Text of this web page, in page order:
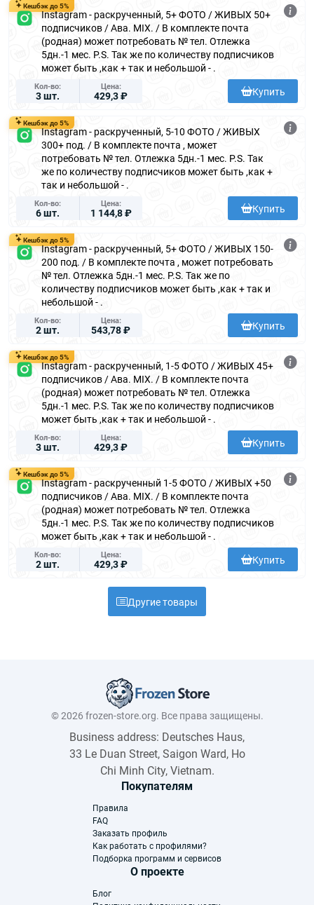
Кешбэк до 5%
Instagram - раскрученный, 5+ ФОТО / ЖИВЫХ 50+
подписчиков / Ава. MIX. / В комплекте почта
(родная) может потребовать № тел. Отлежка
5дн.-1 мес. P.S. Так же по количеству подписчиков
может быть ,как + так и небольшой - .
Кол-во
3 шт.
Цена
429,3 ₽ Купить
Кешбэк до 5%
Instagram - раскрученный, 5-10 ФОТО / ЖИВЫХ
300+ под. / В комплекте почта , может
потребовать № тел. Отлежка 5дн.-1 мес. P.S. Так
же по количеству подписчиков может быть ,как +
так и небольшой - .
Кол-во
6 шт.
Цена
1 144,8 ₽ Купить
Кешбэк до 5%
Instagram - раскрученный, 5+ ФОТО / ЖИВЫХ 150-
200 под. / В комплекте почта , может потребовать
№ тел. Отлежка 5дн.-1 мес. P.S. Так же по
количеству подписчиков может быть ,как + так и
небольшой - .
Кол-во
2 шт.
Цена
543,78 ₽ Купить
Кешбэк до 5%
Instagram - раскрученный, 1-5 ФОТО / ЖИВЫХ 45+
подписчиков / Ава. MIX. / В комплекте почта
(родная) может потребовать № тел. Отлежка
5дн.-1 мес. P.S. Так же по количеству подписчиков
может быть ,как + так и небольшой - .
Кол-во
3 шт.
Цена
429,3 ₽ Купить
Кешбэк до 5%
Instagram - раскрученный 1-5 ФОТО / ЖИВЫХ +50
подписчиков / Ава. MIX. / В комплекте почта
(родная) может потребовать № тел. Отлежка
5дн.-1 мес. P.S. Так же по количеству подписчиков
может быть ,как + так и небольшой - .
Кол-во
2 шт.
Цена
429,3 ₽ Купить
Другие товары
© 2026 frozen-store.org. Все права защищены.
Business address: Deutsches Haus,
33 Le Duan Street, Saigon Ward, Ho
Chi Minh City, Vietnam.
Покупателям
Правила
FAQ
Заказать профиль
Как работать с профилями?
Подборка программ и сервисов
О проекте
Блог